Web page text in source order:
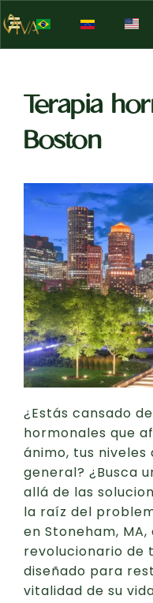
Terapia
Boston
¿Estás cansado
hormonales que
ánimo, tus
general? ¿Busca
allá de las
la raíz del
en Stoneham,
revolucionario de
diseñado para
vitalidad de su